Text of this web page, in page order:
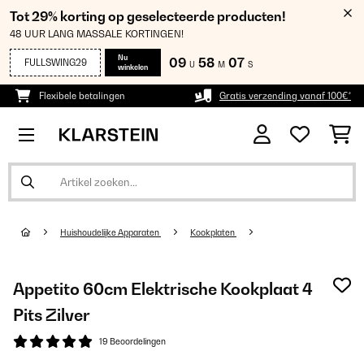
Tot 29% korting op geselecteerde producten!
48 UUR LANG MASSALE KORTINGEN!
FULLSWING29
Nu
winkelen
09 U 58 M 06 S
Flexibele betalingen Gratis verzending vanaf 100€*
Huishoudelijke Apparaten Kookplaten
Appetito 60cm Elektrische Kookplaat 4
Pits Zilver
19 Beoordelingen